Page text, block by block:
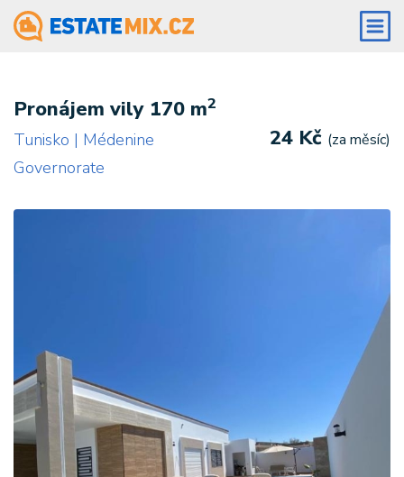
Pronájem vily 170 m2
Tunisko | Médenine
Governorate
24 Kč (za měsíc)